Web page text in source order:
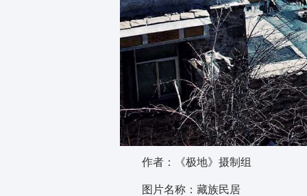
作者：《极地》摄制组
图片名称：藏族民居